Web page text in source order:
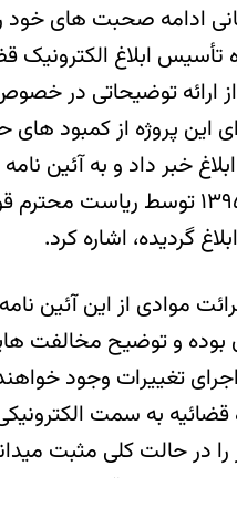
ادامه صحبت های خود
تأسیس ابلاغ
ارائه توضیحاتی در
این پروژه از کمبود های
خبر داد و به آئین
ماه سال ۱۳۹۵ توسط ریاست
گردیده، اشاره کرد.
موادی از این آئین
بوده و توضیح مخالفت
تغییرات وجود
به سمت
را در حالت کلی مثبت
و نواقص این